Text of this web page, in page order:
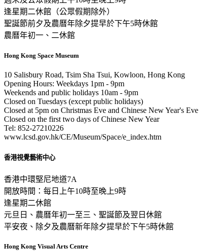
逢星期二休館（公眾假期除外）
聖誕節前夕及農曆年除夕提早於下午5時休館
農曆年初一、二休館
Hong Kong Space Museum
10 Salisbury Road, Tsim Sha Tsui, Kowloon, Hong Kong
Opening Hours: Weekdays 1pm - 9pm
Weekends and public holidays 10am - 9pm
Closed on Tuesdays (except public holidays)
Closed at 5pm on Christmas Eve and Chinese New Year's Eve
Closed on the first two days of Chinese New Year
Tel: 852-27210226
www.lcsd.gov.hk/CE/Museum/Space/e_index.htm
香港視覺藝術中心
香港中環堅尼地道7A
開放時間：每日上午10時至晚上9時
逢星期二休館
元旦日、農曆年初一至三、聖誕節及翌日休館
平安夜、除夕及農曆新年除夕提早於下午5時休館
Hong Kong Visual Arts Centre